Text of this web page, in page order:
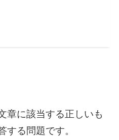
章に該当する正しいも
する問題です。